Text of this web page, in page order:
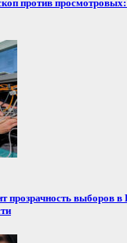
против просмотровых:
прозрачность выборов в